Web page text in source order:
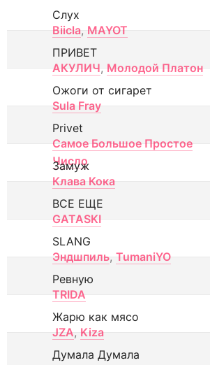
Слух
Biicla, MAYOT
ПРИВЕТ
АКУЛИЧ, Молодой Платон
Ожоги от сигарет
Sula Fray
Privet
Самое Большое Простое
Число
Замуж
Клава Кока
ВСЕ ЕЩЕ
GATASKI
SLANG
Эндшпиль, TumaniYO
Ревную
TRIDA
Жарю как мясо
JZA, Kiza
Думала Думала